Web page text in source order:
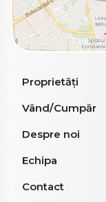
Proprietăți
Vând/Cumpăr
Despre noi
Echipa
Contact